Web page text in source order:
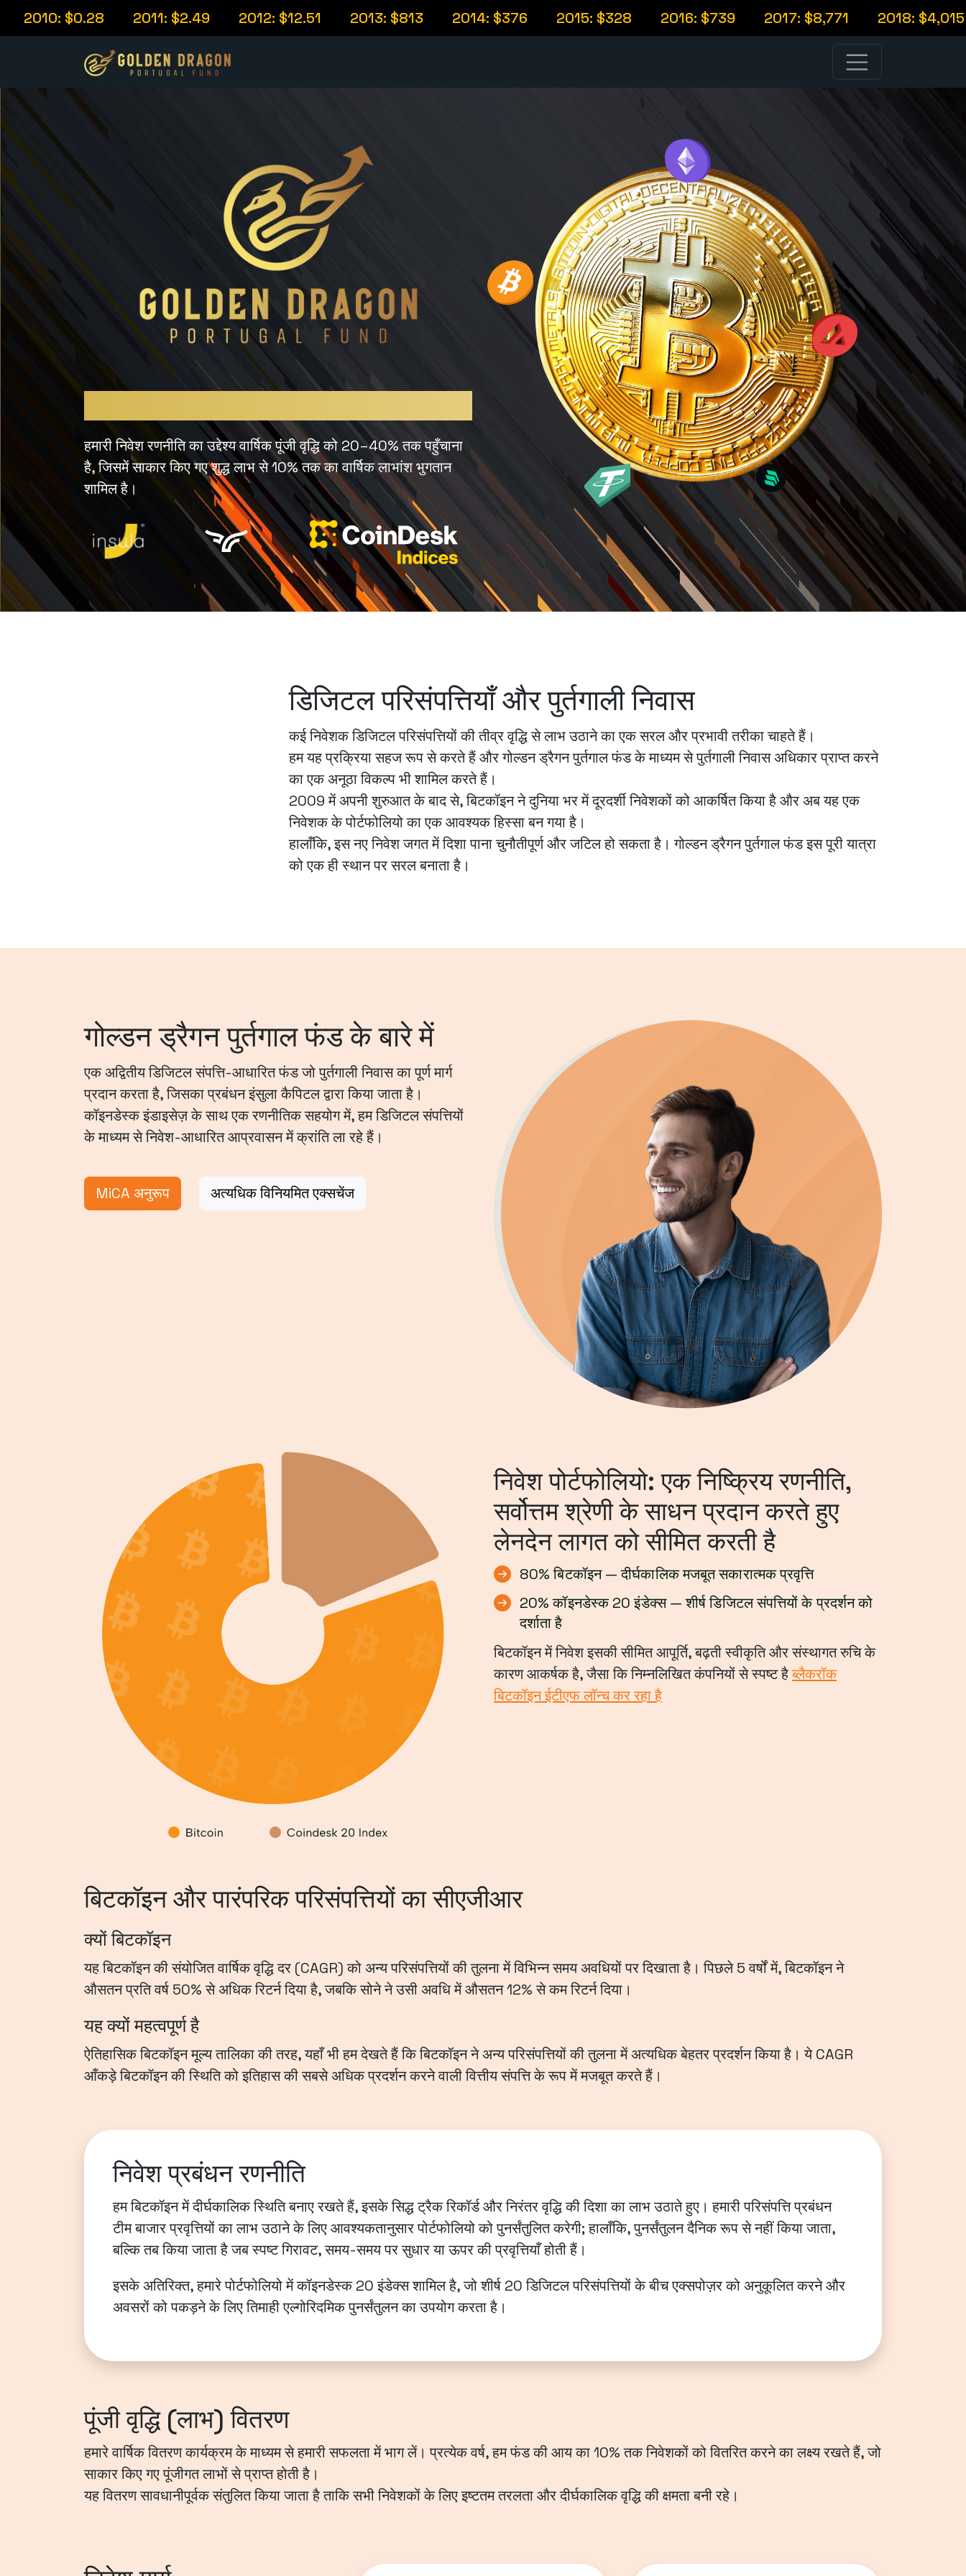
$0.28 2011: $2.49 2012: $12.51 2013: $813 2014: $376 2015: $328 2016: $739 2017: $8,771 2018: $4,015
हमारी निवेश रणनीति का उद्देश्य वार्षिक पूंजी वृद्धि को 20–40% तक पहुँचाना
है, जिसमें साकार किए गए शुद्ध लाभ से 10% तक का वार्षिक लाभांश भुगतान
शामिल है।
डिजिटल परिसंपत्तियाँ और पुर्तगाली निवास
कई निवेशक डिजिटल परिसंपत्तियों की तीव्र वृद्धि से लाभ उठाने का एक सरल और प्रभावी तरीका चाहते हैं।
हम यह प्रक्रिया सहज रूप से करते हैं और गोल्डन ड्रैगन पुर्तगाल फंड के माध्यम से पुर्तगाली निवास अधिकार प्राप्त करने
का एक अनूठा विकल्प भी शामिल करते हैं।
2009 में अपनी शुरुआत के बाद से, बिटकॉइन ने दुनिया भर में दूरदर्शी निवेशकों को आकर्षित किया है और अब यह एक
निवेशक के पोर्टफोलियो का एक आवश्यक हिस्सा बन गया है।
हालाँकि, इस नए निवेश जगत में दिशा पाना चुनौतीपूर्ण और जटिल हो सकता है। गोल्डन ड्रैगन पुर्तगाल फंड इस पूरी यात्रा
को एक ही स्थान पर सरल बनाता है।
गोल्डन ड्रैगन पुर्तगाल फंड के बारे में
एक अद्वितीय डिजिटल संपत्ति-आधारित फंड जो पुर्तगाली निवास का पूर्ण मार्ग
प्रदान करता है, जिसका प्रबंधन इंसुला कैपिटल द्वारा किया जाता है।
कॉइनडेस्क इंडाइसेज़ के साथ एक रणनीतिक सहयोग में, हम डिजिटल संपत्तियों
के माध्यम से निवेश-आधारित आप्रवासन में क्रांति ला रहे हैं।
MiCA अनुरूप अत्यधिक विनियमित एक्सचेंज
निवेश पोर्टफोलियो: एक निष्क्रिय रणनीति,
सर्वोत्तम श्रेणी के साधन प्रदान करते हुए
लेनदेन लागत को सीमित करती है
80% बिटकॉइन — दीर्घकालिक मजबूत सकारात्मक प्रवृत्ति
20% कॉइनडेस्क 20 इंडेक्स — शीर्ष डिजिटल संपत्तियों के प्रदर्शन को
दर्शाता है
बिटकॉइन में निवेश इसकी सीमित आपूर्ति, बढ़ती स्वीकृति और संस्थागत रुचि के
कारण आकर्षक है, जैसा कि निम्नलिखित कंपनियों से स्पष्ट हैब्लैकरॉक
बिटकॉइन ईटीएफ लॉन्च कर रहा है
बिटकॉइन और पारंपरिक परिसंपत्तियों का सीएजीआर
क्यों बिटकॉइन
यह बिटकॉइन की संयोजित वार्षिक वृद्धि दर (CAGR) को अन्य परिसंपत्तियों की तुलना में विभिन्न समय अवधियों पर दिखाता है। पिछले 5 वर्षों में, बिटकॉइन ने
औसतन प्रति वर्ष 50% से अधिक रिटर्न दिया है, जबकि सोने ने उसी अवधि में औसतन 12% से कम रिटर्न दिया।
यह क्यों महत्वपूर्ण है
ऐतिहासिक बिटकॉइन मूल्य तालिका की तरह, यहाँ भी हम देखते हैं कि बिटकॉइन ने अन्य परिसंपत्तियों की तुलना में अत्यधिक बेहतर प्रदर्शन किया है। ये CAGR
आँकड़े बिटकॉइन की स्थिति को इतिहास की सबसे अधिक प्रदर्शन करने वाली वित्तीय संपत्ति के रूप में मजबूत करते हैं।
निवेश प्रबंधन रणनीति
हम बिटकॉइन में दीर्घकालिक स्थिति बनाए रखते हैं, इसके सिद्ध ट्रैक रिकॉर्ड और निरंतर वृद्धि की दिशा का लाभ उठाते हुए। हमारी परिसंपत्ति प्रबंधन
टीम बाजार प्रवृत्तियों का लाभ उठाने के लिए आवश्यकतानुसार पोर्टफोलियो को पुनर्संतुलित करेगी; हालाँकि, पुनर्संतुलन दैनिक रूप से नहीं किया जाता,
बल्कि तब किया जाता है जब स्पष्ट गिरावट, समय-समय पर सुधार या ऊपर की प्रवृत्तियाँ होती हैं।
इसके अतिरिक्त, हमारे पोर्टफोलियो में कॉइनडेस्क 20 इंडेक्स शामिल है, जो शीर्ष 20 डिजिटल परिसंपत्तियों के बीच एक्सपोज़र को अनुकूलित करने और
अवसरों को पकड़ने के लिए तिमाही एल्गोरिदमिक पुनर्संतुलन का उपयोग करता है।
पूंजी वृद्धि (लाभ) वितरण
हमारे वार्षिक वितरण कार्यक्रम के माध्यम से हमारी सफलता में भाग लें। प्रत्येक वर्ष, हम फंड की आय का 10% तक निवेशकों को वितरित करने का लक्ष्य रखते हैं, जो
साकार किए गए पूंजीगत लाभों से प्राप्त होती है।
यह वितरण सावधानीपूर्वक संतुलित किया जाता है ताकि सभी निवेशकों के लिए इष्टतम तरलता और दीर्घकालिक वृद्धि की क्षमता बनी रहे।